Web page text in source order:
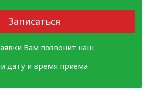
Записаться
Вам позвонит наш
дату и время приема